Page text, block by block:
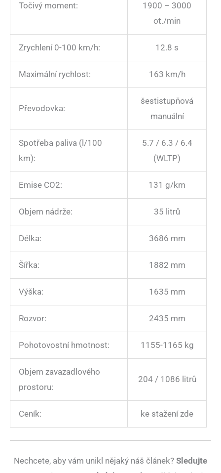
Točivý moment:
1900 – 3000
ot./min
Zrychlení 0-100 km/h: 12.8 s
Maximální rychlost: 163 km/h
Převodovka:
šestistupňová
manuální
Spotřeba paliva (l/100
km):
5.7 / 6.3 / 6.4
(WLTP)
Emise CO2: 131 g/km
Objem nádrže: 35 litrů
Délka: 3686 mm
Šířka: 1882 mm
Výška: 1635 mm
Rozvor: 2435 mm
Pohotovostní hmotnost: 1155-1165 kg
Objem zavazadlového
prostoru:
204 / 1086 litrů
Ceník: ke stažení zde
Nechcete, aby vám unikl nějaký náš článek? Sledujte